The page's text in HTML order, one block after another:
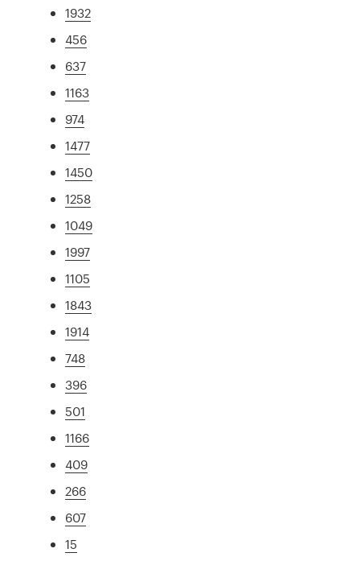
1932
456
637
1163
974
1477
1450
1258
1049
1997
1105
1843
1914
748
396
501
1166
409
266
607
15